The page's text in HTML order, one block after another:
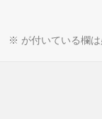
※ が付いている欄